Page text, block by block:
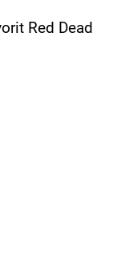
Red Dead